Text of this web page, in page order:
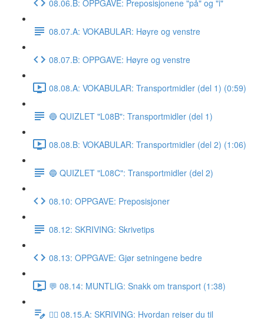
08.06.B: OPPGAVE: Preposisjonene "på" og "i"
08.07.A: VOKABULAR: Høyre og venstre
08.07.B: OPPGAVE: Høyre og venstre
08.08.A: VOKABULAR: Transportmidler (del 1) (0:59)
🔵 QUIZLET "L08B": Transportmidler (del 1)
08.08.B: VOKABULAR: Transportmidler (del 2) (1:06)
🔵 QUIZLET "L08C": Transportmidler (del 2)
08.10: OPPGAVE: Preposisjoner
08.12: SKRIVING: Skrivetips
08.13: OPPGAVE: Gjør setningene bedre
💬 08.14: MUNTLIG: Snakk om transport (1:38)
✍🏼 08.15.A: SKRIVING: Hvordan reiser du til